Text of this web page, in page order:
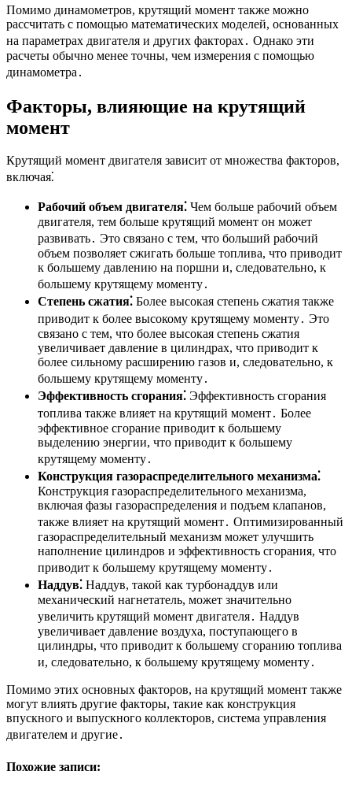
Помимо динамометров, крутящий момент также можно
рассчитать с помощью математических моделей, основанных
на параметрах двигателя и других факторах․ Однако эти
расчеты обычно менее точны, чем измерения с помощью
динамометра․
Факторы, влияющие на крутящий
момент
Крутящий момент двигателя зависит от множества факторов,
включая⁚
Рабочий объем двигателя⁚ Чем больше рабочий объем
двигателя, тем больше крутящий момент он может
развивать․ Это связано с тем, что больший рабочий
объем позволяет сжигать больше топлива, что приводит
к большему давлению на поршни и, следовательно, к
большему крутящему моменту․
Степень сжатия⁚ Более высокая степень сжатия также
приводит к более высокому крутящему моменту․ Это
связано с тем, что более высокая степень сжатия
увеличивает давление в цилиндрах, что приводит к
более сильному расширению газов и, следовательно, к
большему крутящему моменту․
Эффективность сгорания⁚ Эффективность сгорания
топлива также влияет на крутящий момент․ Более
эффективное сгорание приводит к большему
выделению энергии, что приводит к большему
крутящему моменту․
Конструкция газораспределительного механизма⁚
Конструкция газораспределительного механизма,
включая фазы газораспределения и подъем клапанов,
также влияет на крутящий момент․ Оптимизированный
газораспределительный механизм может улучшить
наполнение цилиндров и эффективность сгорания, что
приводит к большему крутящему моменту․
Наддув⁚ Наддув, такой как турбонаддув или
механический нагнетатель, может значительно
увеличить крутящий момент двигателя․ Наддув
увеличивает давление воздуха, поступающего в
цилиндры, что приводит к большему сгоранию топлива
и, следовательно, к большему крутящему моменту․
Помимо этих основных факторов, на крутящий момент также
могут влиять другие факторы, такие как конструкция
впускного и выпускного коллекторов, система управления
двигателем и другие․
Похожие записи: